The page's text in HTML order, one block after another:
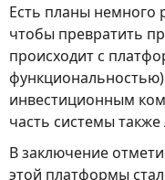
Есть планы немного
чтобы превратить
происходит с
инвестиционным
часть системы
В заключение
этой платформы